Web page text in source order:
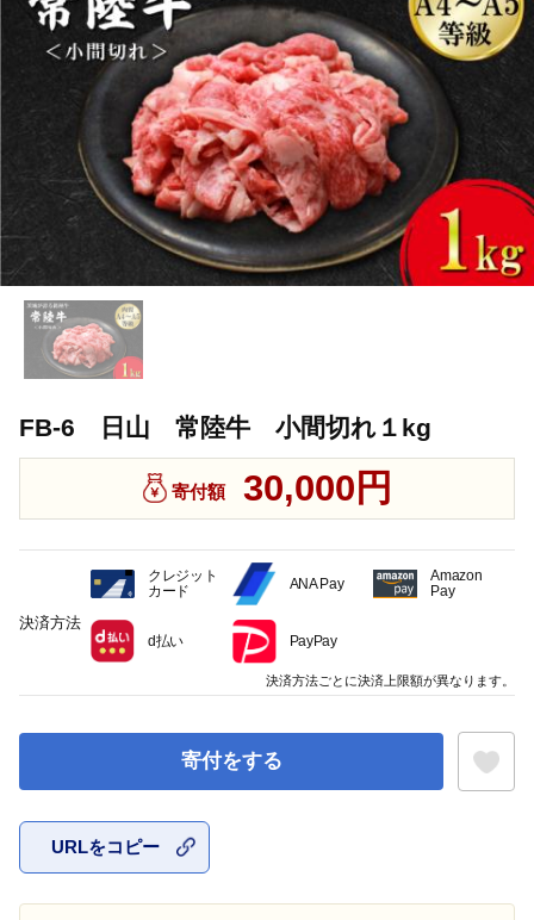
TOP 肉 牛肉 ほかの牛肉 FB-6 日山 常陸牛 小間
FB-6 日山 常陸牛 小間切れ１kg
寄付額 30,000円
寄付をする
URLをコピー
決済方法
クレジット
カード
ANA Pay
Amazon
Pay
d払い PayPay
決済方法ごとに決済上限額が異なります。